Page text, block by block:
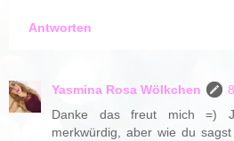
Antworten
Yasmina Rosa Wölkchen
Danke das freut mich =)
merkwürdig, aber wie du